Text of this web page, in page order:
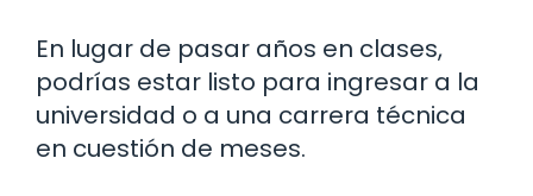
En lugar de pasar años en clases,
podrías estar listo para ingresar a la
universidad o a una carrera técnica
en cuestión de meses.